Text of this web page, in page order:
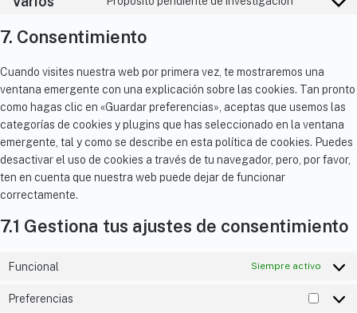
7. Consentimiento
Cuando visites nuestra web por primera vez, te mostraremos una
ventana emergente con una explicación sobre las cookies. Tan pronto
como hagas clic en «Guardar preferencias», aceptas que usemos las
categorías de cookies y plugins que has seleccionado en la ventana
emergente, tal y como se describe en esta política de cookies. Puedes
desactivar el uso de cookies a través de tu navegador, pero, por favor,
ten en cuenta que nuestra web puede dejar de funcionar
correctamente.
7.1 Gestiona tus ajustes de consentimiento
Funcional Siempre activo
Preferencias